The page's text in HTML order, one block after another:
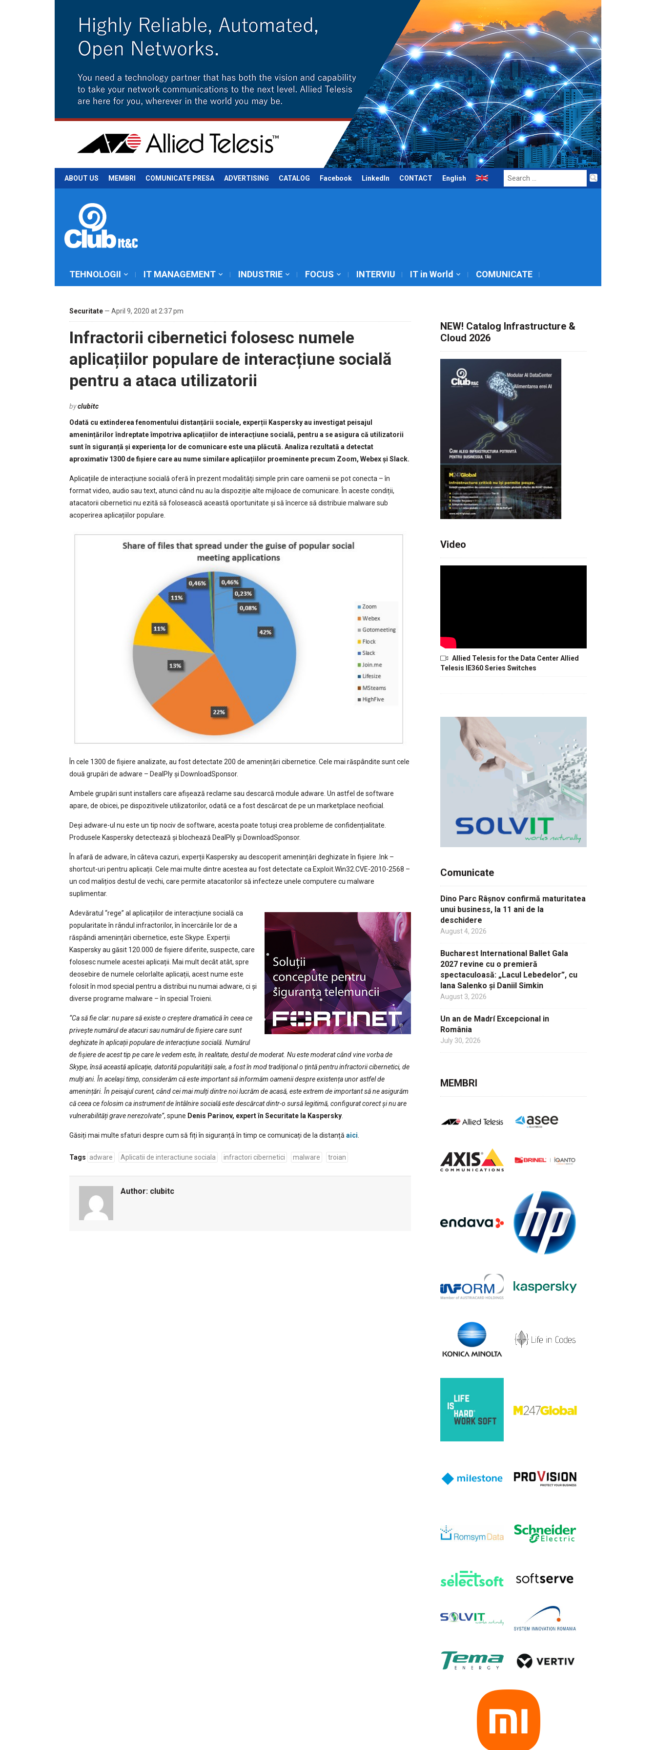
ABOUT US MEMBRI COMUNICATE PRESA ADVERTISING CATALOG Facebook LinkedIn CONTACT English
Search
for:
TEHNOLOGII IT MANAGEMENT INDUSTRIE FOCUS INTERVIU IT in World COMUNICATE
Securitate — April 9, 2020 at 2:37 pm
Infractorii cibernetici folosesc numele
aplicațiilor populare de interacțiune socială
pentru a ataca utilizatorii
byclubitc
Odată cu extinderea fenomentului distanțării sociale, experții Kaspersky au investigat peisajul
amenințărilor îndreptate împotriva aplicațiilor de interacțiune socială, pentru a se asigura că utilizatorii
sunt în siguranță și experiența lor de comunicare este una plăcută. Analiza rezultată a detectat
aproximativ 1300 de fișiere care au nume similare aplicațiilor proeminente precum Zoom, Webex și Slack.
Aplicațiile de interacțiune socială oferă în prezent modalități simple prin care oamenii se pot conecta – în
format video, audio sau text, atunci când nu au la dispoziție alte mijloace de comunicare. În aceste condiții,
atacatorii cibernetici nu ezită să folosească această oportunitate și să încerce să distribuie malware sub
acoperirea aplicațiilor populare.
În cele 1300 de fișiere analizate, au fost detectate 200 de amenințări cibernetice. Cele mai răspândite sunt cele
două grupări de adware – DealPly și DownloadSponsor.
Ambele grupări sunt installers care afișează reclame sau descarcă module adware. Un astfel de software
apare, de obicei, pe dispozitivele utilizatorilor, odată ce a fost descărcat de pe un marketplace neoficial.
Deși adware-ul nu este un tip nociv de software, acesta poate totuși crea probleme de confidențialitate.
Produsele Kaspersky detectează și blochează DealPly și DownloadSponsor.
În afară de adware, în câteva cazuri, experții Kaspersky au descoperit amenințări deghizate în fișiere .lnk –
shortcut-uri pentru aplicații. Cele mai multe dintre acestea au fost detectate ca Exploit.Win32.CVE-2010-2568 –
un cod malițios destul de vechi, care permite atacatorilor să infecteze unele computere cu malware
suplimentar.
Adevăratul “rege” al aplicațiilor de interacțiune socială ca
popularitate în rândul infractorilor, în încercările lor de a
răspândi amenințări cibernetice, este Skype. Experții
Kaspersky au găsit 120.000 de fișiere diferite, suspecte, care
folosesc numele acestei aplicații. Mai mult decât atât, spre
deosebire de numele celorlalte aplicații, acest nume este
folosit în mod special pentru a distribui nu numai adware, ci și
diverse programe malware – în special Troieni.
“Ca să fie clar: nu pare să existe o creștere dramatică în ceea ce
privește numărul de atacuri sau numărul de fișiere care sunt
deghizate în aplicații populare de interacțiune socială. Numărul
de fișiere de acest tip pe care le vedem este, în realitate, destul de moderat. Nu este moderat când vine vorba de
Skype, însă această aplicație, datorită popularității sale, a fost în mod tradițional o țintă pentru infractorii cibernetici, de
mulți ani. În același timp, considerăm că este important să informăm oamenii despre existența unor astfel de
amenințări. În peisajul curent, când cei mai mulți dintre noi lucrăm de acasă, este extrem de important să ne asigurăm
că ceea ce folosim ca instrument de întâlnire socială este descărcat dintr-o sursă legitimă, configurat corect și nu are
vulnerabilități grave nerezolvate”, spune Denis Parinov, expert în Securitate la Kaspersky
Găsiți mai multe sfaturi despre cum să fiți în siguranță în timp ce comunicați de la distanță aici
Tags adware Aplicatii de interactiune sociala infractori cibernetici malware troian
Author: clubitc
NEW! Catalog Infrastructure &
Cloud 2026
Video
Allied Telesis for the Data Center Allied
Telesis IE360 Series Switches
Comunicate
Dino Parc Râșnov confirmă maturitatea
unui business, la 11 ani de la
deschidere
August 4, 2026
Bucharest International Ballet Gala
2027 revine cu o premieră
spectaculoasă: „Lacul Lebedelor”, cu
Iana Salenko și Daniil Simkin
August 3, 2026
Un an de Madrí Excepcional in
România
July 30, 2026
MEMBRI